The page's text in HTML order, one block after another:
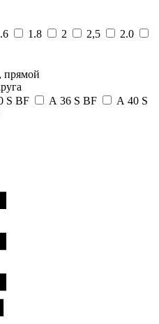
1.8 2 2,5
2.0
прямой
S BF А 36 S BF
А 40 S